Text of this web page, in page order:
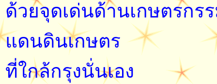
ด้วยจุดเด่นด้านเกษตรกร
แดนดินเกษตร
ที่ใกล้กรุงนั่นเอง